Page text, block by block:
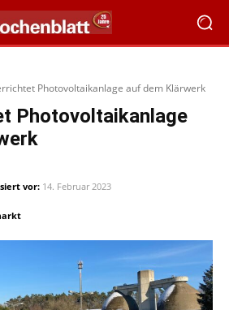
Photovoltaikanlage auf dem Klärwerk
Photovoltaikanlage
vor: 14. Februar 2023